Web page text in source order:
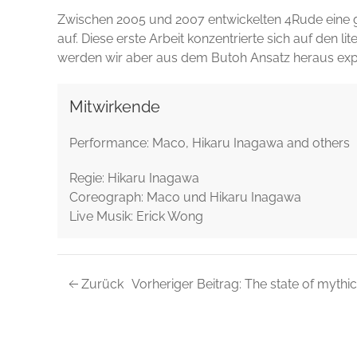
Zwischen 2005 und 2007 entwickelten 4Rude
auf. Diese erste Arbeit konzentrierte sich auf den
werden wir aber aus dem Butoh Ansatz heraus
Mitwirkende
Performance: Maco, Hikaru Inagawa and others
Regie: Hikaru Inagawa
Coreograph: Maco und Hikaru Inagawa
Live Musik: Erick Wong
Zurück Vorheriger Beitrag: The state of